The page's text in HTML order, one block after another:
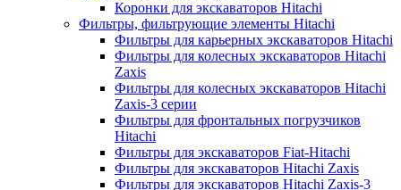
Коронки для экскаваторов Hitachi
Фильтры, фильтрующие элементы Hitachi
Фильтры для карьерных экскаваторов Hitachi
Фильтры для колесных экскаваторов Hitachi
Zaxis
Фильтры для колесных экскаваторов Hitachi
Zaxis-3 серии
Фильтры для фронтальных погрузчиков
Hitachi
Фильтры для экскаваторов Fiat-Hitachi
Фильтры для экскаваторов Hitachi Zaxis
Фильтры для экскаваторов Hitachi Zaxis-3